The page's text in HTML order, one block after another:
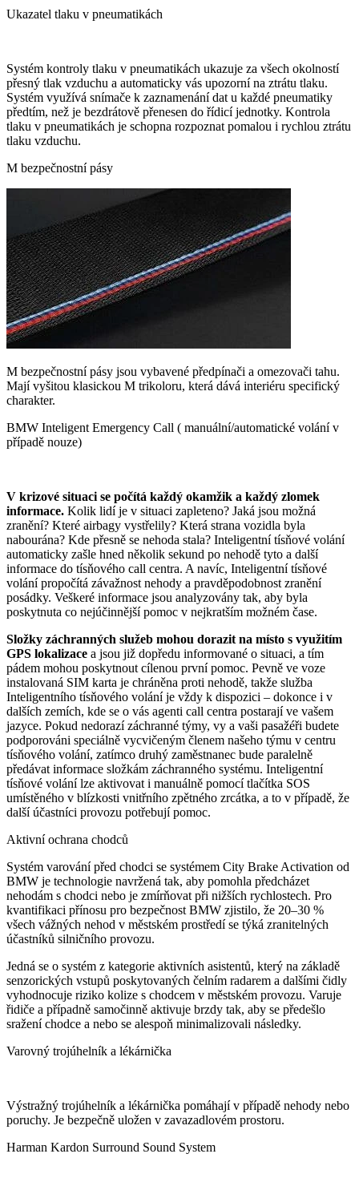
Ukazatel tlaku v pneumatikách
Systém kontroly tlaku v pneumatikách ukazuje za všech okolností
přesný tlak vzduchu a automaticky vás upozorní na ztrátu tlaku.
Systém využívá snímače k zaznamenání dat u každé pneumatiky
předtím, než je bezdrátově přenesen do řídicí jednotky. Kontrola
tlaku v pneumatikách je schopna rozpoznat pomalou i rychlou ztrátu
tlaku vzduchu.
M bezpečnostní pásy
M bezpečnostní pásy jsou vybavené předpínači a omezovači tahu.
Mají vyšitou klasickou M trikoloru, která dává interiéru specifický
charakter.
BMW Inteligent Emergency Call ( manuální/automatické volání v
případě nouze)
V krizové situaci se počítá každý okamžik a každý zlomek
informace. Kolik lidí je v situaci zapleteno? Jaká jsou možná
zranění? Které airbagy vystřelily? Která strana vozidla byla
nabourána? Kde přesně se nehoda stala? Inteligentní tísňové volání
automaticky zašle hned několik sekund po nehodě tyto a další
informace do tísňového call centra. A navíc, Inteligentní tísňové
volání propočítá závažnost nehody a pravděpodobnost zranění
posádky. Veškeré informace jsou analyzovány tak, aby byla
poskytnuta co nejúčinnější pomoc v nejkratším možném čase.
Složky záchranných služeb mohou dorazit na místo s využitím
GPS lokalizace a jsou již dopředu informované o situaci, a tím
pádem mohou poskytnout cílenou první pomoc. Pevně ve voze
instalovaná SIM karta je chráněna proti nehodě, takže služba
Inteligentního tísňového volání je vždy k dispozici – dokonce i v
dalších zemích, kde se o vás agenti call centra postarají ve vašem
jazyce. Pokud nedorazí záchranné týmy, vy a vaši pasažéři budete
podporováni speciálně vycvičeným členem našeho týmu v centru
tísňového volání, zatímco druhý zaměstnanec bude paralelně
předávat informace složkám záchranného systému. Inteligentní
tísňové volání lze aktivovat i manuálně pomocí tlačítka SOS
umístěného v blízkosti vnitřního zpětného zrcátka, a to v případě, že
další účastníci provozu potřebují pomoc.
Aktivní ochrana chodců
Systém varování před chodci se systémem City Brake Activation od
BMW je technologie navržená tak, aby pomohla předcházet
nehodám s chodci nebo je zmírňovat při nižších rychlostech. Pro
kvantifikaci přínosu pro bezpečnost BMW zjistilo, že 20–30 %
všech vážných nehod v městském prostředí se týká zranitelných
účastníků silničního provozu.
Jedná se o systém z kategorie aktivních asistentů, který na základě
senzorických vstupů poskytovaných čelním radarem a dalšími čidly
vyhodnocuje riziko kolize s chodcem v městském provozu. Varuje
řidiče a případně samočinně aktivuje brzdy tak, aby se předešlo
sražení chodce a nebo se alespoň minimalizovali následky.
Varovný trojúhelník a lékárnička
Výstražný trojúhelník a lékárnička pomáhají v případě nehody nebo
poruchy. Je bezpečně uložen v zavazadlovém prostoru.
Harman Kardon Surround Sound System